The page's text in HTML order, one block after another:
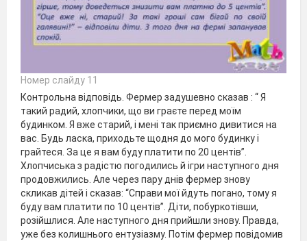
Номер слайду 11
Контрольна відповідь. Фермер задушевно сказав : “ Я
такий радий, хлопчики, що ви граєте перед моїм
будинком. Я вже старий, і мені так приємно дивитися на
вас. Будь ласка, приходьте щодня до мого будинку і
грайтеся. За це я вам буду платити по 20 центів”.
Хлопчиська з радістю погодились й ігри наступного дня
продовжились. Але через пару днів фермер знову
скликав дітей і сказав: “Справи мої йдуть погано, тому я
буду вам платити по 10 центів”. Діти, побуркотівши,
розійшлися. Але наступного дня прийшли знову. Правда,
уже без колишнього ентузіазму. Потім фермер повідомив